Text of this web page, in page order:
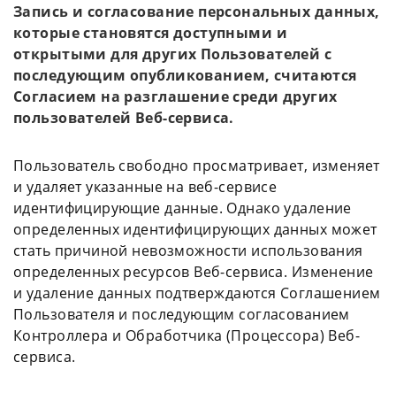
Запись и согласование персональных данных,
которые становятся доступными и
открытыми для других Пользователей с
последующим опубликованием, считаются
Согласием на разглашение среди других
пользователей Веб-сервиса.
Пользователь свободно просматривает, изменяет
и удаляет указанные на веб-сервисе
идентифицирующие данные. Однако удаление
определенных идентифицирующих данных может
стать причиной невозможности использования
определенных ресурсов Веб-сервиса. Изменение
и удаление данных подтверждаются Соглашением
Пользователя и последующим согласованием
Контроллера и Обработчика (Процессора) Веб-
сервиса.